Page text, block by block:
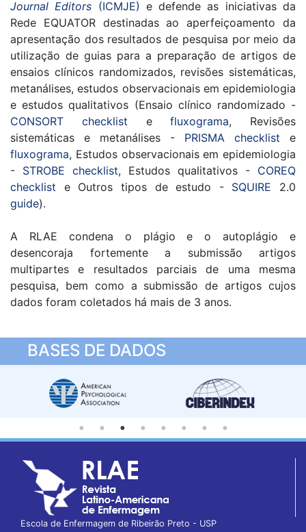
Journal Editors (ICMJE) e defende as iniciativas da
Rede EQUATOR destinadas ao aperfeiçoamento da
apresentação dos resultados de pesquisa por meio da
utilização de guias para a preparação de artigos de
ensaios clínicos randomizados, revisões sistemáticas,
metanálises, estudos observacionais em epidemiologia
e estudos qualitativos (Ensaio clínico randomizado -
CONSORT
checklist efluxograma, Revisões
sistemáticas e metanálises - PRISMA checklist e
fluxograma, Estudos observacionais em epidemiologia
- STROBE checklist, Estudos qualitativos - COREQ
checklist e Outros tipos de estudo - SQUIRE 2.0
guide).
A RLAE condena o plágio e o autoplágio e
desencoraja fortemente a submissão artigos
multipartes e resultados parciais de uma mesma
pesquisa, bem como a submissão de artigos cujos
dados foram coletados há mais de 3 anos.
BASES DE DADOS
Escola de Enfermagem de Ribeirão Preto - USP